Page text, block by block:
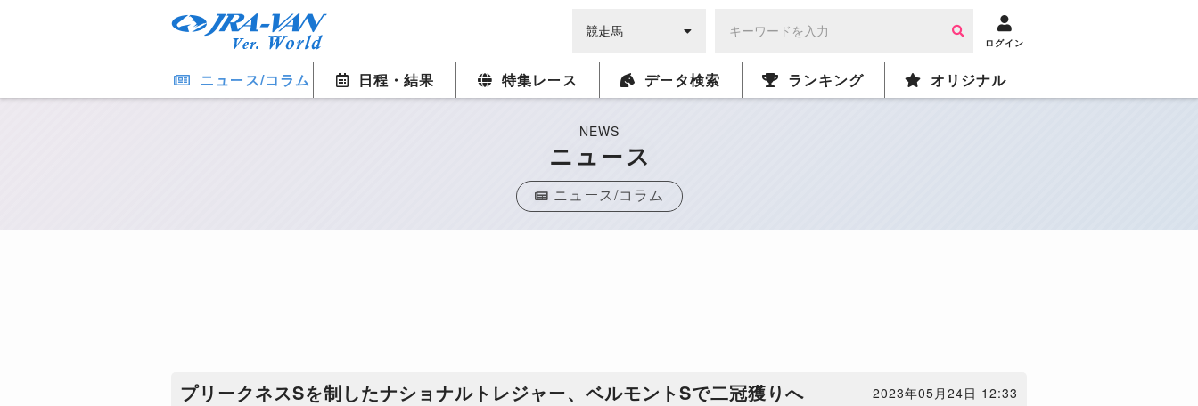
ログイン
ニュース/コラム 日程・結果 特集レース データ検索 ランキング オリジナル
NEWS
ニュース
ニュース/コラム
プリークネスSを制したナショナルトレジャー、ベルモントSで二冠獲りへ 2023年05月24日 12:33